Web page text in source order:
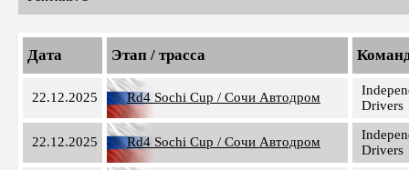
Дата Этап / трасса
22.12.2025 Rd4 Sochi Cup / Сочи Автодром
Drivers
22.12.2025 Rd4 Sochi Cup / Сочи Автодром
Drivers